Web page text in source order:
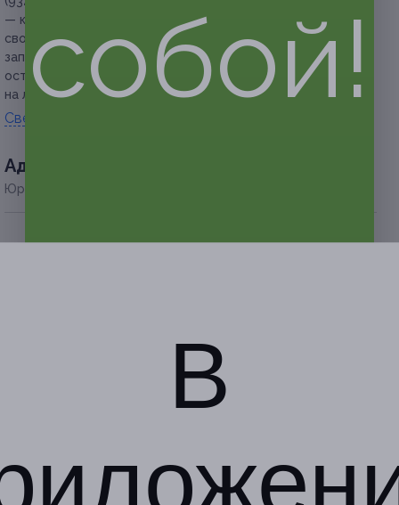
— клиент обязан сообщить об отмене или переносе
своего визита не менее чем за 12 часов до времени
записи, в противном случае администрация салона
оставляет за собой право перенести посещение
на любое свободное время.
Свернуть
Адресa
Юридическая информация о партнёре
собой!
В